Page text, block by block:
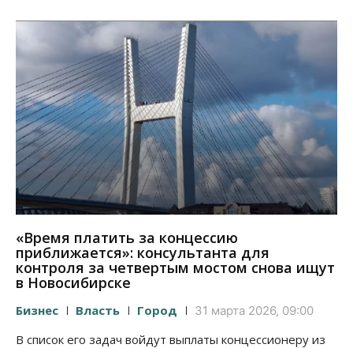
«Время платить за концессию
приближается»: консультанта для
контроля за четвертым мостом снова ищут
в Новосибирске
Бизнес Власть Город 31 марта 2026, 09:00
В список его задач войдут выплаты концессионеру из